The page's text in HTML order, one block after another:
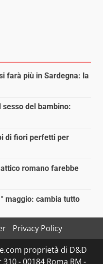
farà più in Sardegna: la
del bambino:
di fiori perfetti per
romano farebbe
maggio: cambia tutto
Privacy Policy
proprietà di D&D
- 00184 Roma RM -